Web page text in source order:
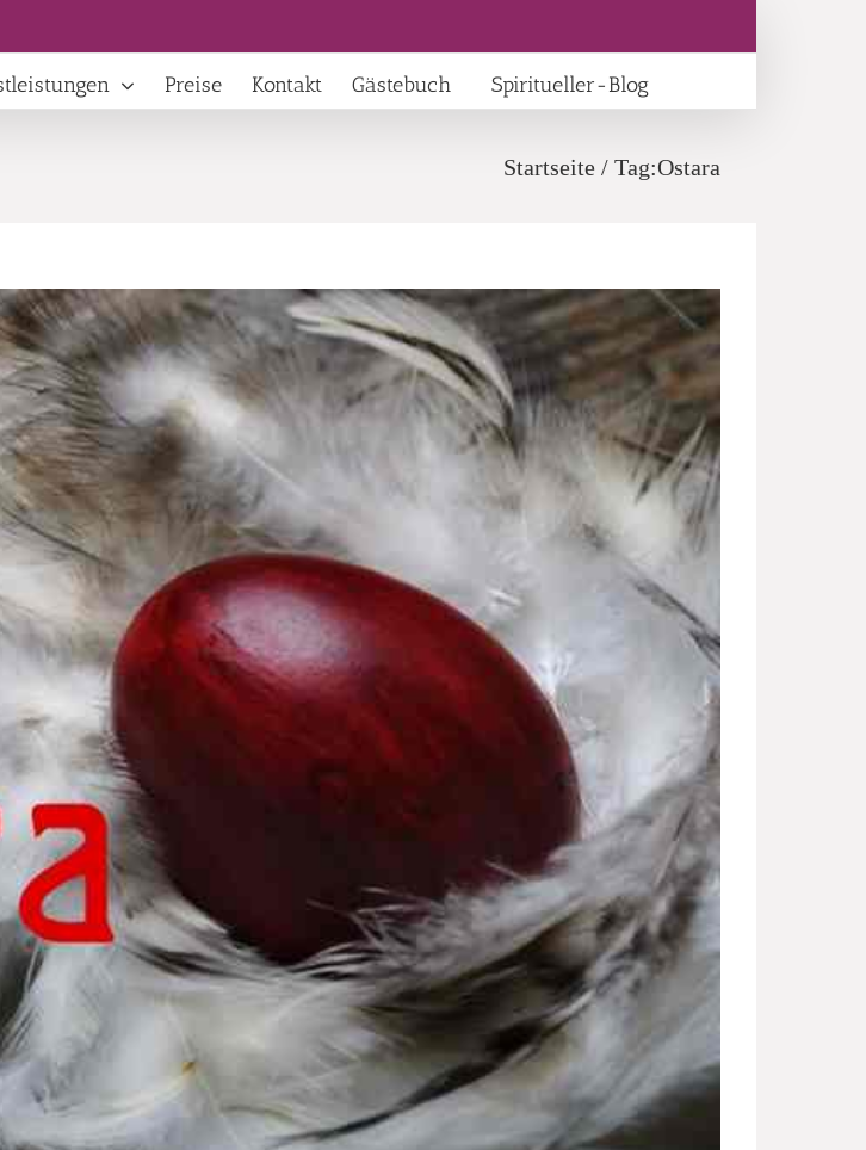
Preise Kontakt Gästebuch Spiritueller-Blog
Startseite / Tag:Ostara